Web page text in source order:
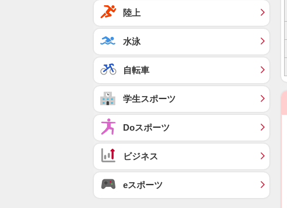
陸上
水泳
自転車
学生スポーツ
Doスポーツ
ビジネス
eスポーツ